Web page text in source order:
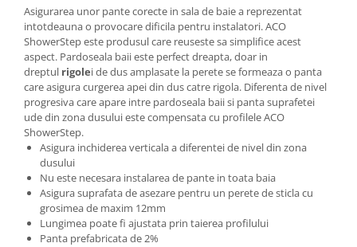
Asigurarea unor pante corecte in sala de baie a reprezentat
intotdeauna o provocare dificila pentru instalatori. ACO
ShowerStep este produsul care reuseste sa simplifice acest
aspect. Pardoseala baii este perfect dreapta, doar in
dreptul rigolei de dus amplasate la perete se formeaza o panta
care asigura curgerea apei din dus catre rigola. Diferenta de nivel
progresiva care apare intre pardoseala baii si panta suprafetei
ude din zona dusului este compensata cu profilele ACO
ShowerStep.
Asigura inchiderea verticala a diferentei de nivel din zona
dusului
Nu este necesara instalarea de pante in toata baia
Asigura suprafata de asezare pentru un perete de sticla cu
grosimea de maxim 12mm
Lungimea poate fi ajustata prin taierea profilului
Panta prefabricata de 2%